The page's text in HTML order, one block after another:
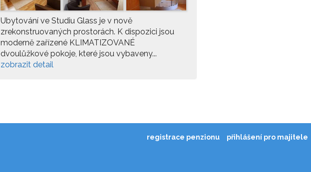
Ubytování ve Studiu Glass je v nově
zrekonstruovaných prostorách. K dispozici jsou
moderně zařízené KLIMATIZOVANÉ
dvoulůžkové pokoje, které jsou vybaveny...
zobrazit detail
registrace penzionu přihlášení pro majitele